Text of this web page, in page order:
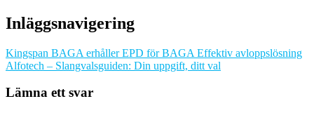
Inläggsnavigering
Kingspan BAGA erhåller EPD för BAGA Effektiv avloppslösning
Alfotech – Slangvalsguiden: Din uppgift, ditt val
Lämna ett svar